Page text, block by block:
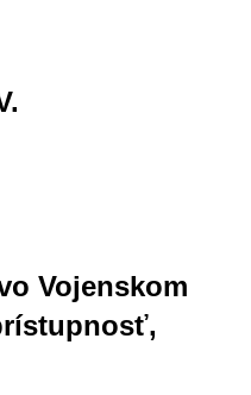
Vojenskom